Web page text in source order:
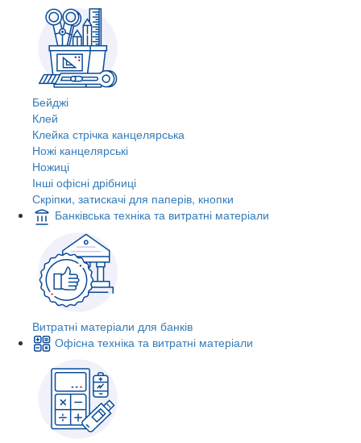
Бейджі
Клей
Клейка стрічка канцелярська
Ножі канцелярські
Ножиці
Інші офісні дрібниці
Скріпки, затискачі для паперів, кнопки
Банківська техніка та витратні матеріали
Витратні матеріали для банків
Офісна техніка та витратні матеріали